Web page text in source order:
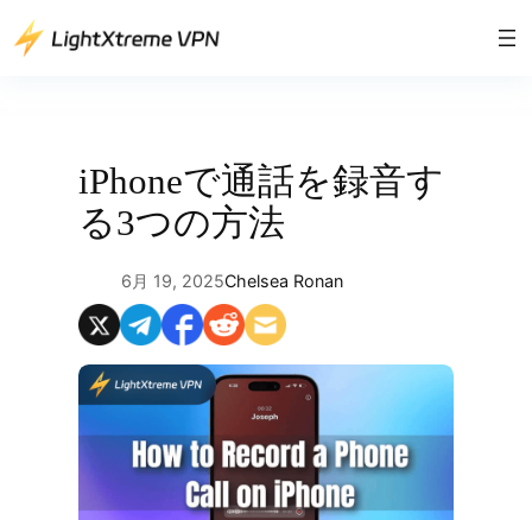
容
iPhoneで通話を録音す
る3つの方法
6月 19, 2025Chelsea Ronan